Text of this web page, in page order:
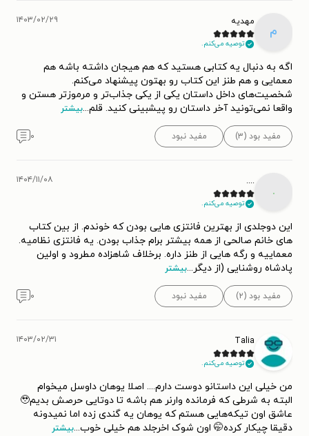
م
مهدیه
توصیه می‌کنم.
۱۴۰۳/۰۲/۲۹
اگه به دنبال یه کتابی هستید که هم هیجان داشته باشه هم
معمایی و هم طنز این کتاب رو بهتون پیشنهاد می‌کنم.
شخصیت‌های داخل داستان یکی از یکی جذاب‌تر و مرموز‌تر هستن و
واقعا نمی‌تونید آخر داستان رو پیشبینی کنید. قلم...بیشتر
مفید بود (۳) مفید نبود ۰
.
....
توصیه می‌کنم.
۱۴۰۴/۱۱/۰۸
این دوجلدی از بهترین فانتزی هایی بودن که خوندم. از بین کتاب
های خانم صالحی از همه بیشتر برام جذاب بودن. یه فانتزی نظامیه.
معماییه و رگه هایی از طنز داره. برخلاف شاهزاده مطرود و اولین
پادشاه روشنایی (از دیگر...بیشتر
مفید بود (۲) مفید نبود ۰
Talia
توصیه می‌کنم.
۱۴۰۳/۰۲/۳۱
من خیلی این داستانو دوست دارم.... اصلا یوهان داوسل میخوام
البته به شرطی که فرمانده وارنر هم باشه تا دوتایی حرصش بدیم🥹
عاشق اون تیکه‌هایی هستم که یوهان یه گندی زده اما نمیدونه
دقیقا چیکار کرده🤭 اون شوک اخرجلد هم خیلی خوب...بیشتر